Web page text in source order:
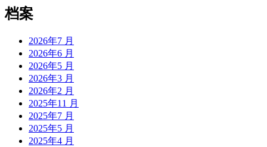
档案
2026年7 月
2026年6 月
2026年5 月
2026年3 月
2026年2 月
2025年11 月
2025年7 月
2025年5 月
2025年4 月